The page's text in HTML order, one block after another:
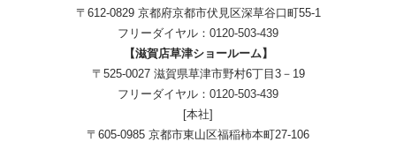
〒612-0829 京都府京都市伏見区深草谷口町55-1
フリーダイヤル： 0120-503-439
【滋賀店草津ショールーム】
〒525-0027 滋賀県草津市野村6丁目3－19
フリーダイヤル： 0120-503-439
[本社]
〒605-0985 京都市東山区福稲柿本町27-106